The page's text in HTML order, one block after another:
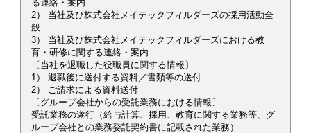
る連絡・案内
2） 当社及び株式会社メイテックフィルダーズの採用活動全
般
3） 当社及び株式会社メイテックフィルダーズにおける教
育・研修に関する連絡・案内
〔当社を退職した役職員に関する情報〕
1） 退職後に送付する資料／書類等の送付
2） ご請求による資料送付
〔グループ会社からの受託業務における情報〕
受託業務の遂行（給与計算、採用、教育に関する業務等、グ
ループ会社との業務委託契約書に記載された業務）